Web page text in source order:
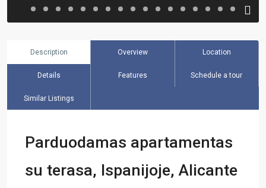
Description Overview Location
Details Features Schedule a tour
Similar Listings
Parduodamas apartamentas
su terasa, Ispanijoje, Alicante